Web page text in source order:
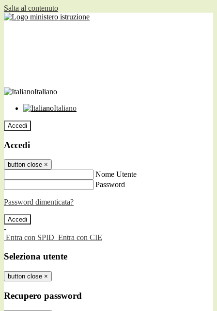
Salta al contenuto
Italiano
Italiano
Accedi
Accedi
button close ×
Nome Utente
Password
Password dimenticata?
-
Entra con SPID Entra con CIE
Seleziona utente
button close ×
Recupero password